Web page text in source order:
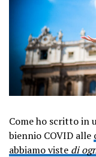
Come ho scritto in
biennio COVID alle
abbiamo viste di